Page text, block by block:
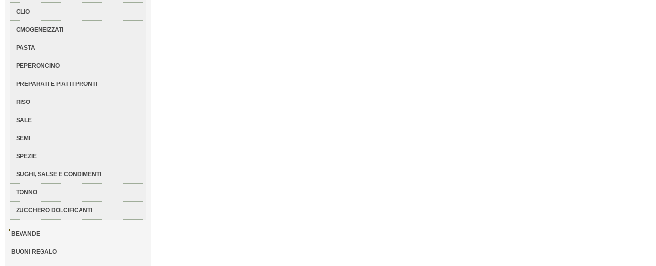
OLIO
OMOGENEIZZATI
PASTA
PEPERONCINO
PREPARATI E PIATTI PRONTI
RISO
SALE
SEMI
SPEZIE
SUGHI, SALSE E CONDIMENTI
TONNO
ZUCCHERO DOLCIFICANTI
BEVANDE
BUONI REGALO